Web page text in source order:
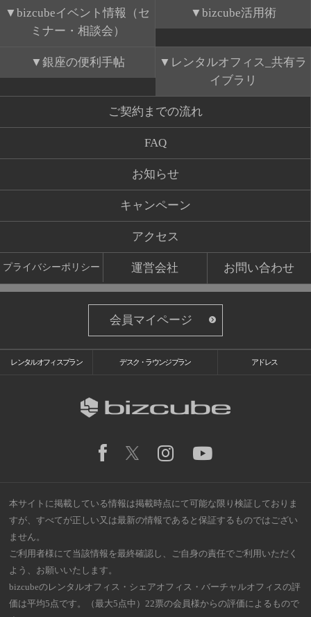
bizcubeイベント情報（セ
ミナー・相談会）
bizcube活用術
銀座の便利手帖
レンタルオフィス_共有ラ
イブラリ
ご契約までの流れ
FAQ
お知らせ
キャンペーン
アクセス
プライバシーポリシー 運営会社 お問い合わせ
会員マイページ
レンタルオフィスプラン デスク・ラウンジプラン アドレス
本サイトに掲載している情報は掲載時点にて可能な限り検証しておりま
すが、すべてが正しい又は最新の情報であると保証するものではござい
ません。
ご利用者様にて当該情報を最終確認し、ご自身の責任でご利用いただく
よう、お願いいたします。
bizcubeのレンタルオフィス・シェアオフィス・バーチャルオフィスの評
価は平均5点です。（最大5点中）22票の会員様からの評価によるもので